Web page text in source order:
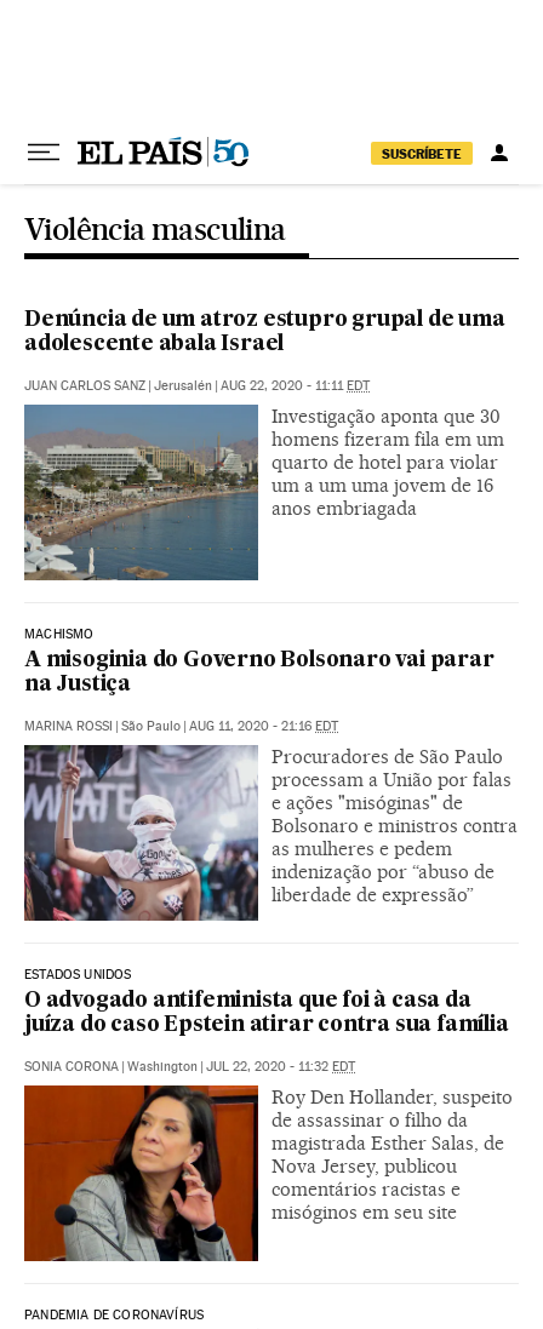
SUSCRÍBETE
Violência masculina
Denúncia de um atroz estupro grupal de uma
adolescente abala Israel
JUAN CARLOS SANZ | Jerusalén | AUG 22, 2020 - 11:11EDT
Investigação aponta que 30
homens fizeram fila em um
quarto de hotel para violar
um a um uma jovem de 16
anos embriagada
MACHISMO
A misoginia do Governo Bolsonaro vai parar
na Justiça
MARINA ROSSI | São Paulo | AUG 11, 2020 - 21:16 EDT
Procuradores de São Paulo
processam a União por falas
e ações "misóginas" de
Bolsonaro e ministros contra
as mulheres e pedem
indenização por “abuso de
liberdade de expressão”
ESTADOS UNIDOS
O advogado antifeminista que foi à casa da
juíza do caso Epstein atirar contra sua família
SONIA CORONA | Washington | JUL 22, 2020 - 11:32 EDT
Roy Den Hollander, suspeito
de assassinar o filho da
magistrada Esther Salas, de
Nova Jersey, publicou
comentários racistas e
misóginos em seu site
PANDEMIA DE CORONAVÍRUS